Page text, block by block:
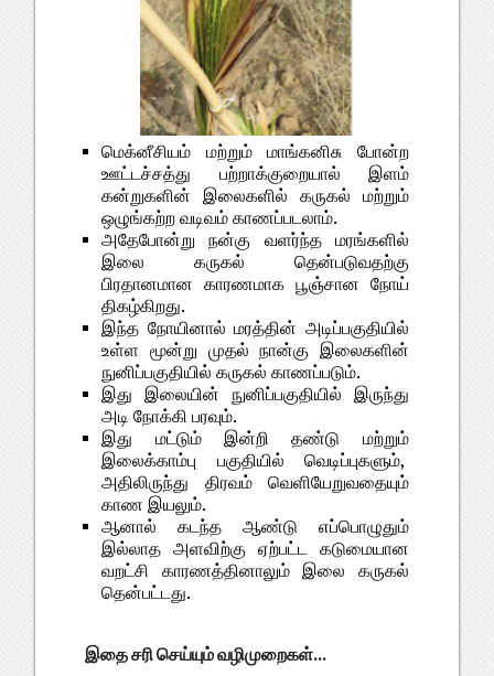
மெக்னீசியம் மற்றும் மாங்கனிசு போன்ற
ஊட்டச்சத்து பற்றாக்குறையால் இளம்
கன்றுகளின் இலைகளில் கருகல் மற்றும்
ஒழுங்கற்ற வடிவம் காணப்படலாம்.
அதேபோன்று நன்கு வளர்ந்த மரங்களில்
இலை கருகல் தென்படுவதற்கு
பிரதானமான காரணமாக பூஞ்சான நோய்
திகழ்கிறது.
இந்த நோயினால் மரத்தின் அடிப்பகுதியில்
உள்ள மூன்று முதல் நான்கு இலைகளின்
நுனிப்பகுதியில் கருகல் காணப்படும்.
இது இலையின் நுனிப்பகுதியில் இருந்து
அடி நோக்கி பரவும்.
இது மட்டும் இன்றி தண்டு மற்றும்
இலைக்காம்பு பகுதியில் வெடிப்புகளும்,
அதிலிருந்து திரவம் வெளியேறுவதையும்
காண இயலும்.
ஆனால் கடந்த ஆண்டு எப்பொழுதும்
இல்லாத அளவிற்கு ஏற்பட்ட கடுமையான
வறட்சி காரணத்தினாலும் இலை கருகல்
தென்பட்டது.
இதை சரி செய்யும் வழிமுறைகள்...